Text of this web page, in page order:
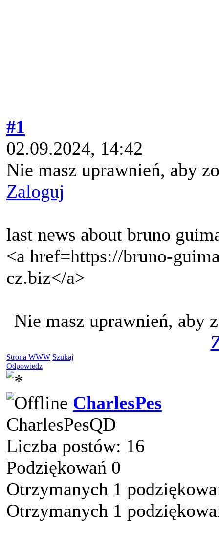
#1
02.09.2024, 14:42
Nie masz uprawnień, aby
Zaloguj
last news about bruno
<a href=https://bruno-
cz.biz</a>
Nie masz uprawnień, aby
Strona WWW Szukaj
Odpowiedz
CharlesPes
CharlesPesQD
Liczba postów: 16
Podziękowań 0
Otrzymanych 1
Otrzymanych 1